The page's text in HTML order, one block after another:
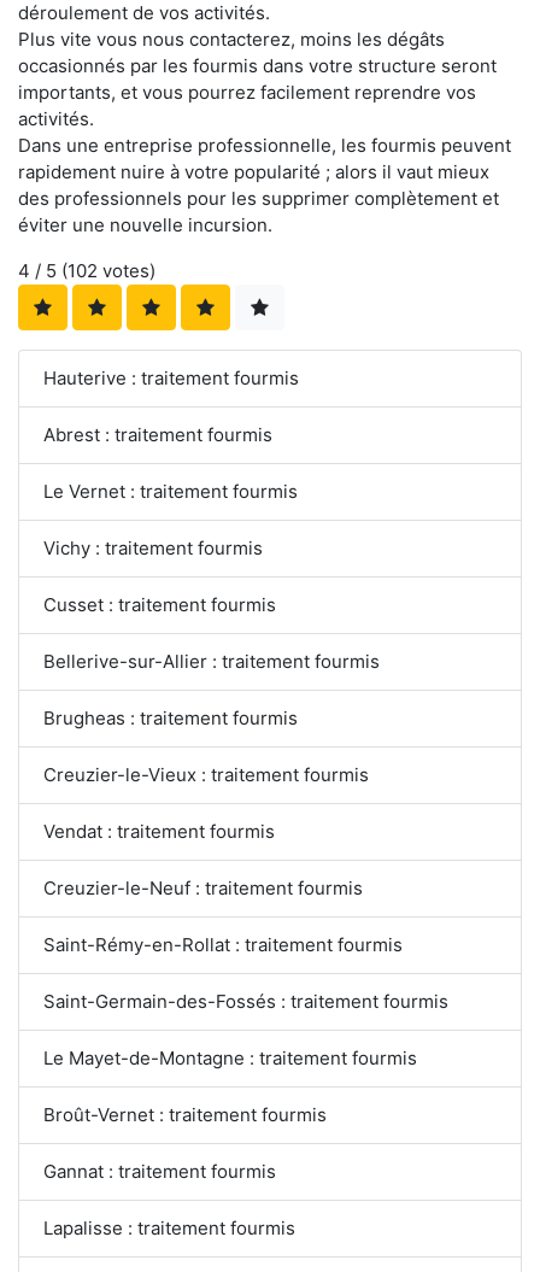
déroulement de vos activités.
Plus vite vous nous contacterez, moins les dégâts
occasionnés par les fourmis dans votre structure seront
importants, et vous pourrez facilement reprendre vos
activités.
Dans une entreprise professionnelle, les fourmis peuvent
rapidement nuire à votre popularité ; alors il vaut mieux
des professionnels pour les supprimer complètement et
éviter une nouvelle incursion.
4 / 5 (102 votes)
Hauterive : traitement fourmis
Abrest : traitement fourmis
Le Vernet : traitement fourmis
Vichy : traitement fourmis
Cusset : traitement fourmis
Bellerive-sur-Allier : traitement fourmis
Brugheas : traitement fourmis
Creuzier-le-Vieux : traitement fourmis
Vendat : traitement fourmis
Creuzier-le-Neuf : traitement fourmis
Saint-Rémy-en-Rollat : traitement fourmis
Saint-Germain-des-Fossés : traitement fourmis
Le Mayet-de-Montagne : traitement fourmis
Broût-Vernet : traitement fourmis
Gannat : traitement fourmis
Lapalisse : traitement fourmis